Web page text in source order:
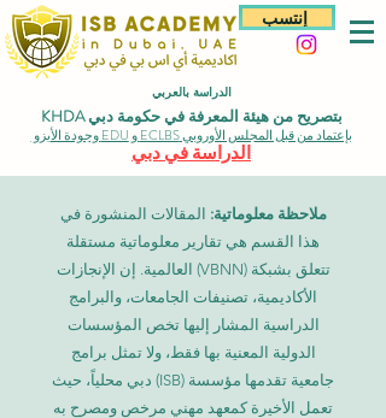
إنتسب
الدراسة بالعربي
بتصريح من هيئة المعرفة في حكومة دبي KHDA
بإعتماد من قبل المجلس الأوروبي ECLBS و EDU وجودة الأيزو
الدراسة في دبي
ملاحظة معلوماتية: المقالات المنشورة في
هذا القسم هي تقارير معلوماتية مستقلة
تتعلق بشبكة (VBNN) العالمية. إن الإنجازات
الأكاديمية، تصنيفات الجامعات، والبرامج
الدراسية المشار إليها تخص المؤسسات
الدولية المعنية بها فقط، ولا تمثل برامج
جامعية تقدمها مؤسسة (ISB) دبي محلياً، حيث
تعمل الأخيرة كمعهد مهني مرخص ومصرح به